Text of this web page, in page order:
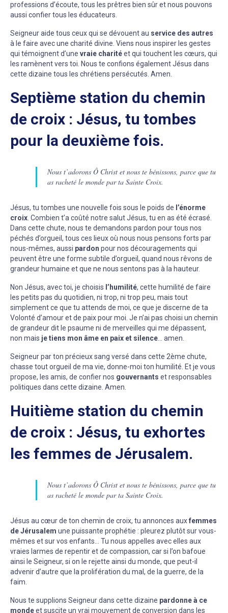
professions d’écoute, tous les prêtres bien sûr et nous pouvons
aussi confier tous les éducateurs.
Seigneur aide tous ceux qui se dévouent au service des autres
à le faire avec une charité divine. Viens nous inspirer les gestes
qui témoignent d’une vraie charitéet qui touchent les cœurs, qui
les ramènent vers toi. Nous te confions également Jésus dans
cette dizaine tous les chrétiens persécutés. Amen.
Septième station du chemin
de croix : Jésus, tu tombes
pour la deuxième fois.
Nous t’adorons Ô Christ et nous te bénissons, parce que tu
as racheté le monde par ta Sainte Croix.
Jésus, tu tombes une nouvelle fois sous le poids de l’énorme
croix. Combien t’a coûté notre salut Jésus, tu en as été écrasé.
Dans cette chute, nous te demandons pardon pour tous nos
péchés d’orgueil, tous ces lieux où nous nous pensons forts par
nous-mêmes, aussi pardon pour nos découragements qui
peuvent être une forme subtile d’orgueil, quand nous rêvons de
grandeur humaine et que ne nous sentons pas à la hauteur.
Non Jésus, avec toi, je choisis l’humilité, cette humilité de faire
les petits pas du quotidien, ni trop, ni trop peu, mais tout
simplement ce que tu attends de moi, ce que je discerne de ta
Volonté d’amour et de paix pour moi. Je n’ai pas choisi un chemin
de grandeur dit le psaume ni de merveilles qui me dépassent,
non mais je tiens mon âme en paix et silence… amen.
Seigneur par ton précieux sang versé dans cette 2ème chute,
chasse tout orgueil de ma vie, donne-moi ton humilité. Et je vous
propose, les amis, de confier nos gouvernants et responsables
politiques dans cette dizaine. Amen.
Huitième station du chemin
de croix : Jésus, tu exhortes
les femmes de Jérusalem.
Nous t’adorons Ô Christ et nous te bénissons, parce que tu
as racheté le monde par ta Sainte Croix.
Jésus au cœur de ton chemin de croix, tu annonces auxfemmes
de Jérusalem une puissante prophétie : pleurez plutôt sur vous-
mêmes et sur vos enfants… Tu nous appelles avec elles aux
vraies larmes de repentir et de compassion, car si l’on bafoue
ainsi le Seigneur, si on le rejette ainsi du monde, que peut-il
advenir d’autre que la prolifération du mal, de la guerre, de la
faim.
Nous te supplions Seigneur dans cette dizaine pardonne à ce
mondeet suscite un vrai mouvement de conversion dans les